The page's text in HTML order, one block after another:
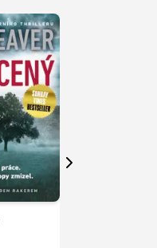
Další